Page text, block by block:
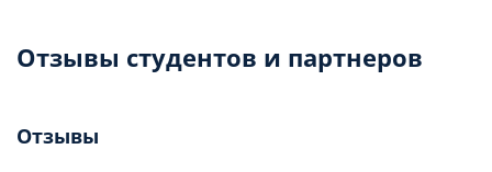
Отзывы студентов и партнеров
Отзывы